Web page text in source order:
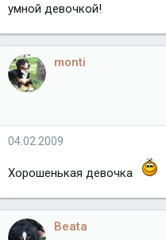
умной девочкой!
monti
04.02.2009
Хорошенькая девочка
Beata